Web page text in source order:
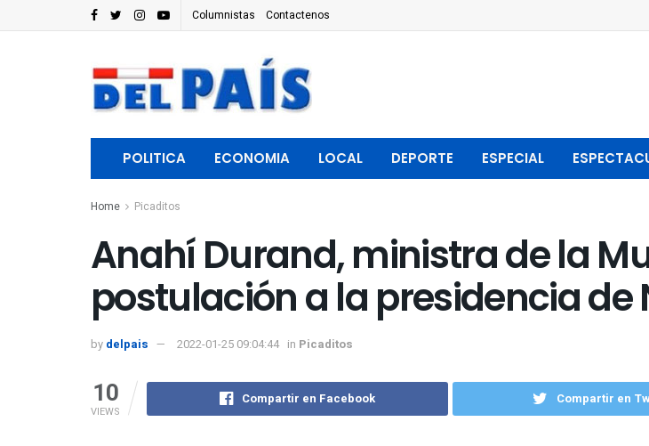
Columnistas Contactenos
POLITICA ECONOMIA LOCAL DEPORTE ESPECIAL
Home Picaditos
Anahí Durand, ministra de la
postulación a la presidencia de
by delpais 2022-01-25 09:04:44 in Picaditos
10
VIEWS
Compartir en Facebook Compartir en